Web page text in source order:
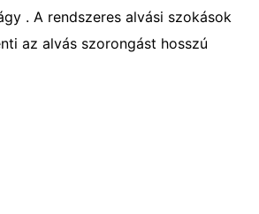
. A rendszeres alvási szokások
az alvás szorongást hosszú